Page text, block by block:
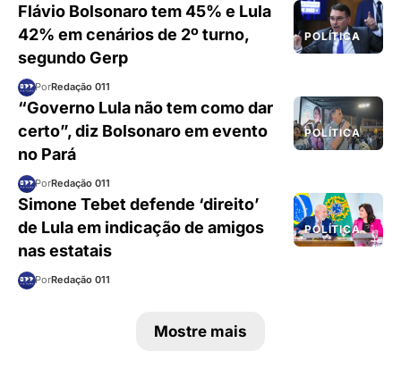
POLÍTICA
Flávio Bolsonaro tem 45% e Lula
42% em cenários de 2º turno,
segundo Gerp
PorRedação 011
POLÍTICA
“Governo Lula não tem como dar
certo”, diz Bolsonaro em evento
no Pará
PorRedação 011
POLÍTICA
Simone Tebet defende ‘direito’
de Lula em indicação de amigos
nas estatais
PorRedação 011
Mostre mais